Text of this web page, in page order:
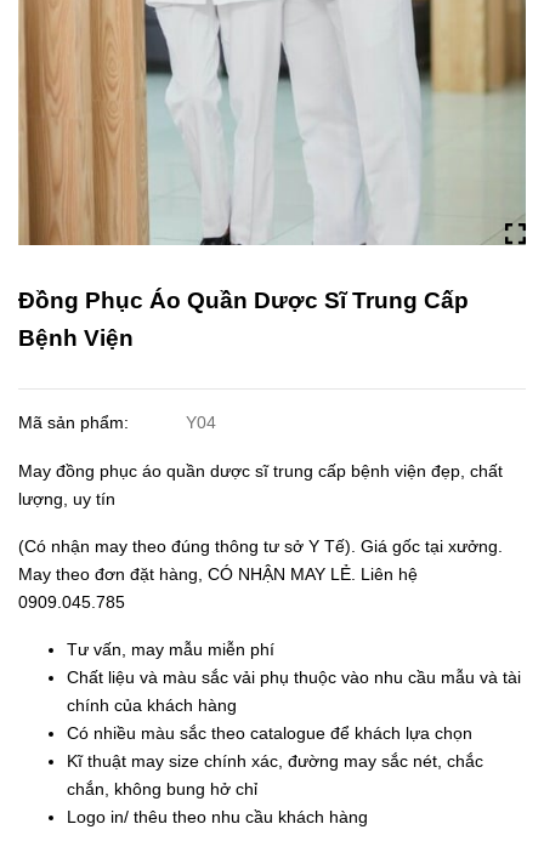
Đồng Phục Áo Quần Dược Sĩ Trung Cấp
Bệnh Viện
Mã sản phẩm: Y04
May đồng phục áo quần dược sĩ trung cấp bệnh viện đẹp, chất
lượng, uy tín
(Có nhận may theo đúng thông tư sở Y Tế). Giá gốc tại xưởng.
May theo đơn đặt hàng, CÓ NHẬN MAY LẺ. Liên hệ
0909.045.785
Tư vấn, may mẫu miễn phí
Chất liệu và màu sắc vải phụ thuộc vào nhu cầu mẫu và tài
chính của khách hàng
Có nhiều màu sắc theo catalogue để khách lựa chọn
Kĩ thuật may size chính xác, đường may sắc nét, chắc
chắn, không bung hở chỉ
Logo in/ thêu theo nhu cầu khách hàng